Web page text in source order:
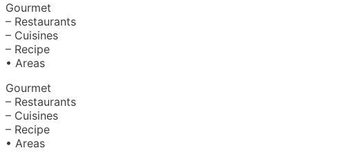
Gourmet
– Restaurants
– Cuisines
– Recipe
• Areas
Gourmet
– Restaurants
– Cuisines
– Recipe
• Areas